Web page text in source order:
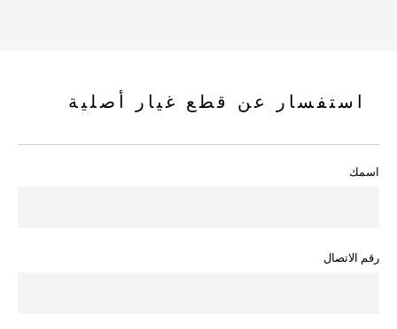
استفسار عن قطع غيار أصلية
اسمك
رقم الاتصال